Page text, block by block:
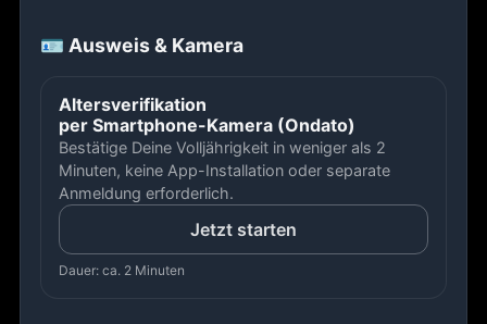
🪪 Ausweis & Kamera
Altersverifikation
per Smartphone-Kamera (Ondato)
Bestätige Deine Volljährigkeit in weniger als 2
Minuten, keine App-Installation oder separate
Anmeldung erforderlich.
Jetzt starten
Dauer: ca. 2 Minuten